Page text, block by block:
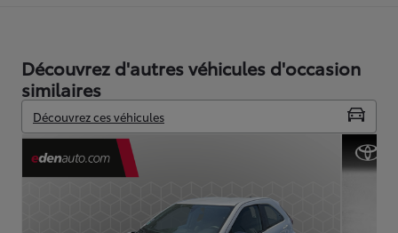
Découvrez d'autres véhicules d'occasion
similaires
Découvrez ces véhicules